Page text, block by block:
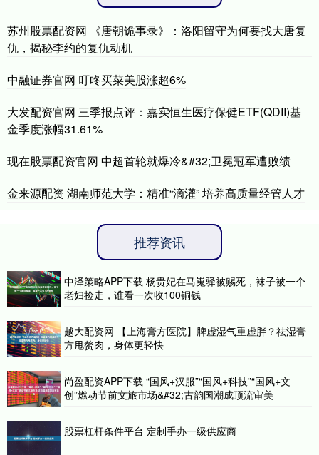
苏州股票配资网 《唐朝诡事录》：洛阳留守为何要找大唐复
仇，揭秘李约的复仇动机
中融证券官网 叮咚买菜美股涨超6%
大发配资官网 三季报点评：嘉实恒生医疗保健ETF(QDII)基
金季度涨幅31.61%
现在股票配资官网 中超首轮就爆冷&#32;卫冕冠军遭败绩
金来源配资 湖南师范大学：精准“滴灌” 培养高质量经管人才
推荐资讯
中泽策略APP下载 杨贵妃在马嵬驿被赐死，袜子被一个
老妇捡走，谁看一次收100铜钱
越大配资网 【上海膏方医院】脾虚湿气重虚胖？祛湿膏
方甩赘肉，身体更轻快
尚盈配资APP下载 “国风+汉服”“国风+科技”“国风+文
创”燃动节前文旅市场&#32;古韵国潮成顶流审美
股票杠杆条件平台 定制手办一级供应商